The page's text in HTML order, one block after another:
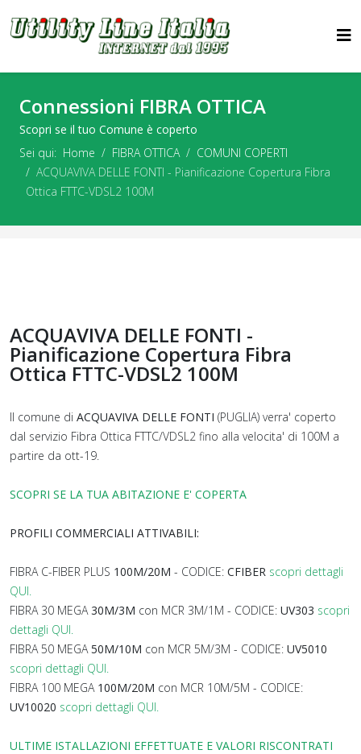
Connessioni FIBRA OTTICA
Scopri se il tuo Comune è coperto
Sei qui: Home FIBRA OTTICA
COMUNI COPERTI
ACQUAVIVA DELLE FONTI - Pianificazione Copertura Fibra
Ottica FTTC-VDSL2 100M
ACQUAVIVA DELLE FONTI -
Pianificazione Copertura Fibra
Ottica FTTC-VDSL2 100M
Il comune di ACQUAVIVA DELLE FONTI (PUGLIA) verra' coperto
dal servizio Fibra Ottica FTTC/VDSL2 fino alla velocita' di 100M a
partire da ott-19.
SCOPRI SE LA TUA ABITAZIONE E' COPERTA
PROFILI COMMERCIALI ATTIVABILI:
FIBRA C-FIBER PLUS 100M/20M - CODICE: CFIBER scopri dettagli
QUI.
FIBRA 30 MEGA30M/3M con MCR 3M/1M - CODICE: UV303 scopri
dettagli QUI.
FIBRA 50 MEGA50M/10M con MCR 5M/3M - CODICE: UV5010
scopri dettagli QUI.
FIBRA 100 MEGA 100M/20M con MCR 10M/5M - CODICE:
UV10020 scopri dettagli QUI.
ULTIME ISTALLAZIONI EFFETTUATE E VALORI RISCONTRATI